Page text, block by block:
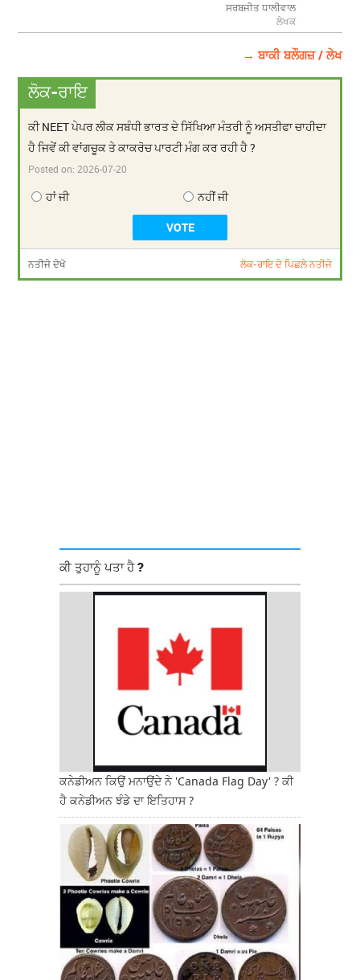
ਸਰਬਜੀਤ ਧਾਲੀਵਾਲ
ਲੇਖਕ
→ ਬਾਕੀ ਬਲੌਗਜ਼ / ਲੇਖ
ਲੋਕ-ਰਾਇ
ਕੀ NEET ਪੇਪਰ ਲੀਕ ਸਬੰਧੀ ਭਾਰਤ ਦੇ ਸਿੱਖਿਆ ਮੰਤਰੀ ਨੂੰ ਅਸਤੀਫਾ ਚਾਹੀਦਾ
ਹੈ ਜਿਵੇਂ ਕੀ ਵਾਂਗਚੂਕ ਤੇ ਕਾਕਰੋਚ ਪਾਰਟੀ ਮੰਗ ਕਰ ਰਹੀ ਹੈ ?
Posted on:2026-07-20
ਹਾਂ ਜੀ ਨਹੀਂ ਜੀ
ਨਤੀਜੇ ਦੇਖੋ ਲੋਕ-ਰਾਇ ਦੇ ਪਿਛਲੇ ਨਤੀਜੇ
ਕੀ ਤੁਹਾਨੂੰ ਪਤਾ ਹੈ ?
ਕਨੇਡੀਅਨ ਕਿਉਂ ਮਨਾਉਂਦੇ ਨੇ 'Canada Flag Day' ? ਕੀ
ਹੈ ਕਨੇਡੀਅਨ ਝੰਡੇ ਦਾ ਇਤਿਹਾਸ ?